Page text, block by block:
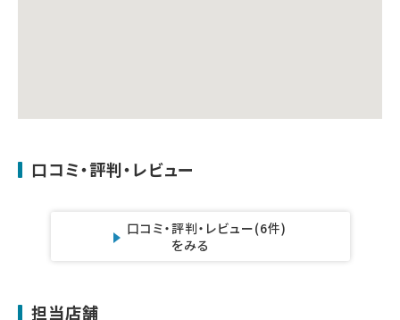
口コミ・評判・レビュー
口コミ・評判・レビュー
をみる
(6件)
担当店舗